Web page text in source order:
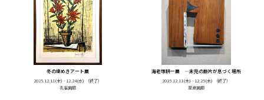
冬の煌めきアート展
2025.12.11(木) - 12.24(水)
（終了）
孔雀画廊
海老塚耕一展 ―未完の断片が息づく場所
2025.12.11(木) - 12.25(木) （終了）
翠波画廊